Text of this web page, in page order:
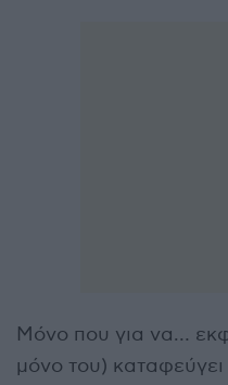
Μόνο που για να…
μόνο του)